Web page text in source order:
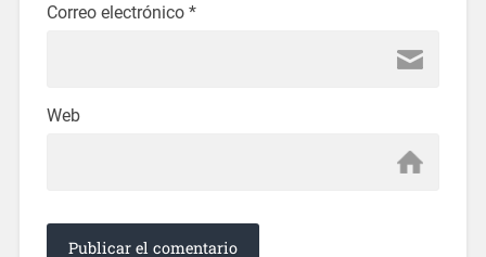
Correo electrónico *
Web